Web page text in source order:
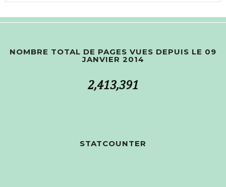
NOMBRE TOTAL DE PAGES VUES DEPUIS LE 09
JANVIER 2014
2,413,391
STATCOUNTER